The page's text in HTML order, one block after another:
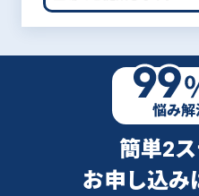
簡単2ス
お申し込み